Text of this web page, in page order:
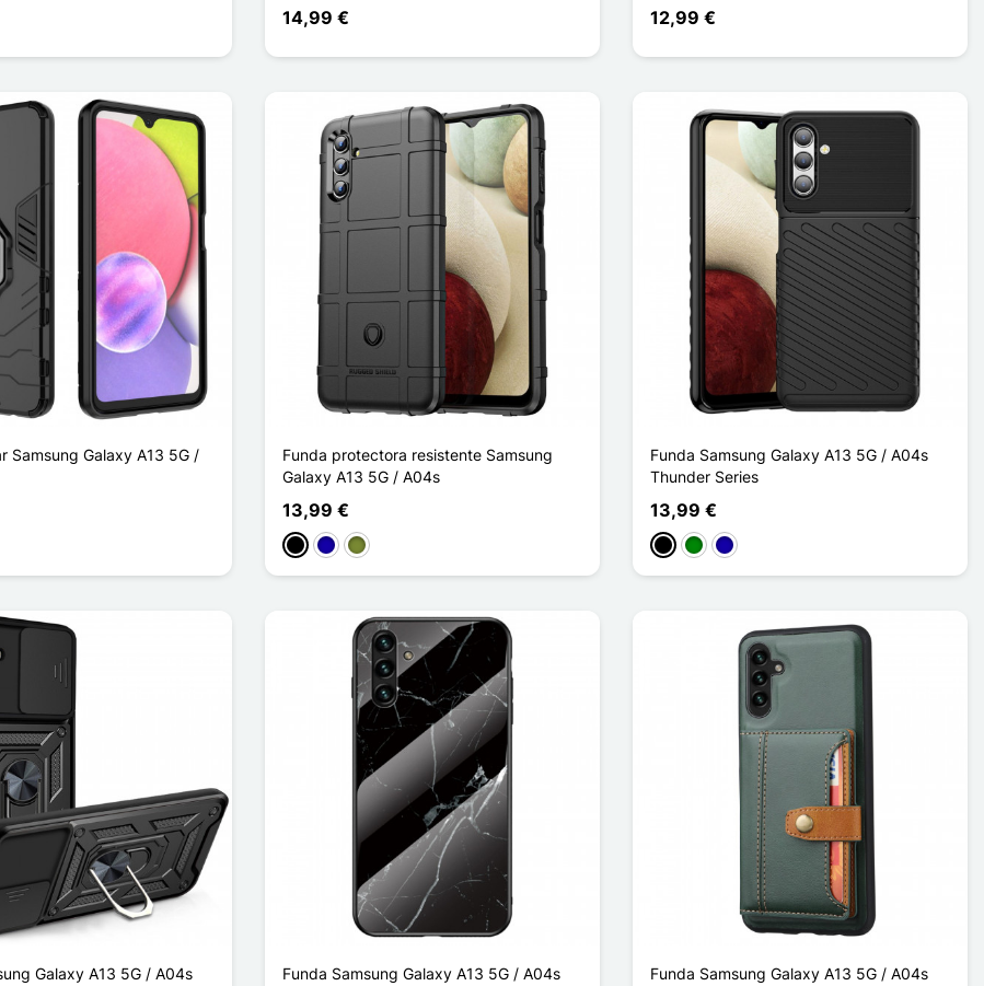
14,99 € 12,99 €
Samsung Galaxy A13 5G /
Funda protectora resistente Samsung
Galaxy A13 5G / A04s
13,99 €
NegroAzul oscuro
Caqui
Funda Samsung Galaxy A13 5G / A04s
Thunder Series
13,99 €
NegroVerdeAzul oscuro
Galaxy A13 5G / A04s
Funda Samsung Galaxy A13 5G / A04s
Funda Samsung Galaxy A13 5G / A04s